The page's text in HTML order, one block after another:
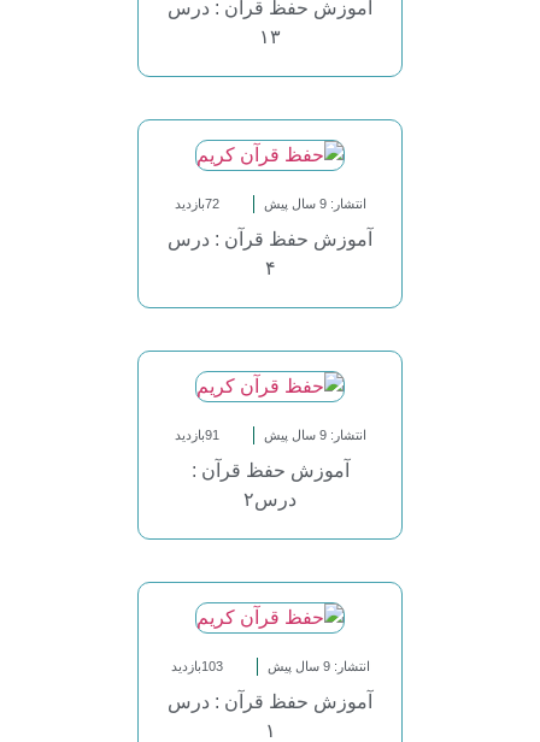
آموزش حفظ قرآن : درس
۱۳
انتشار: 9 سال پیش 72بازدید
آموزش حفظ قرآن : درس
۴
انتشار: 9 سال پیش 91بازدید
آموزش حفظ قرآن :
درس۲
انتشار: 9 سال پیش 103بازدید
آموزش حفظ قرآن : درس
۱